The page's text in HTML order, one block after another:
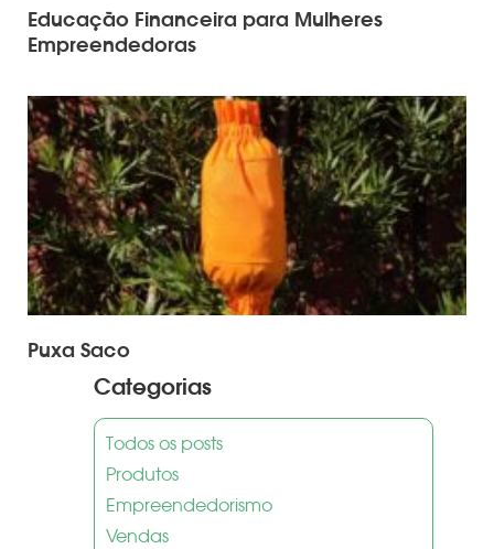
Educação Financeira para Mulheres
Empreendedoras
Puxa Saco
Categorias
Todos os posts
Produtos
Empreendedorismo
Vendas